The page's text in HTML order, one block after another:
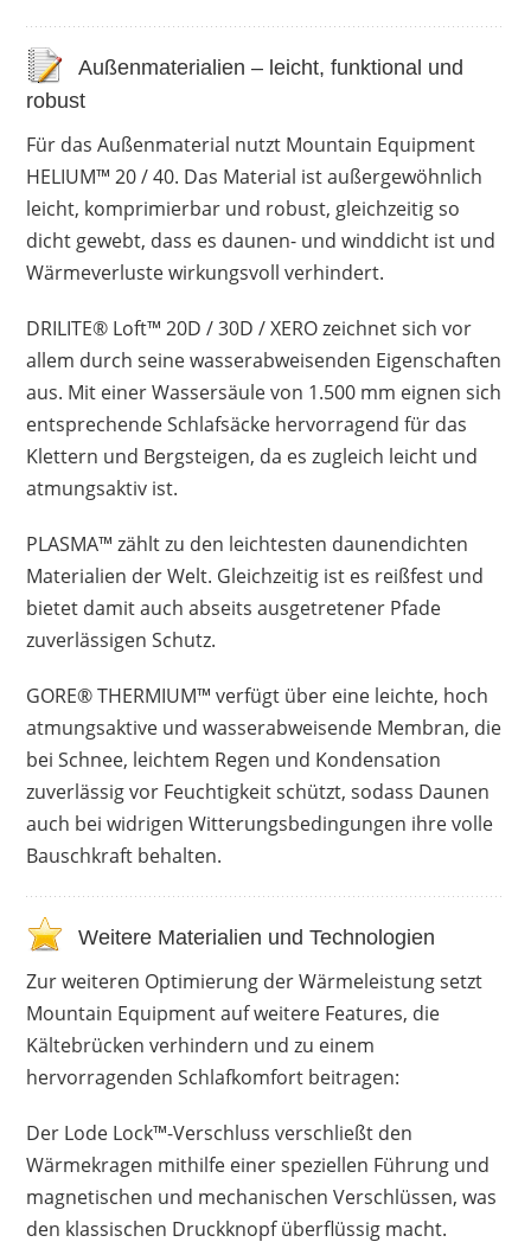
Außenmaterialien – leicht, funktional und
robust
Für das Außenmaterial nutzt Mountain Equipment
HELIUM™ 20 / 40. Das Material ist außergewöhnlich
leicht, komprimierbar und robust, gleichzeitig so
dicht gewebt, dass es daunen- und winddicht ist und
Wärmeverluste wirkungsvoll verhindert.
DRILITE® Loft™ 20D / 30D / XERO zeichnet sich vor
allem durch seine wasserabweisenden Eigenschaften
aus. Mit einer Wassersäule von 1.500 mm eignen sich
entsprechende Schlafsäcke hervorragend für das
Klettern und Bergsteigen, da es zugleich leicht und
atmungsaktiv ist.
PLASMA™ zählt zu den leichtesten daunendichten
Materialien der Welt. Gleichzeitig ist es reißfest und
bietet damit auch abseits ausgetretener Pfade
zuverlässigen Schutz.
GORE® THERMIUM™ verfügt über eine leichte, hoch
atmungsaktive und wasserabweisende Membran, die
bei Schnee, leichtem Regen und Kondensation
zuverlässig vor Feuchtigkeit schützt, sodass Daunen
auch bei widrigen Witterungsbedingungen ihre volle
Bauschkraft behalten.
Weitere Materialien und Technologien
Zur weiteren Optimierung der Wärmeleistung setzt
Mountain Equipment auf weitere Features, die
Kältebrücken verhindern und zu einem
hervorragenden Schlafkomfort beitragen:
Der Lode Lock™-Verschluss verschließt den
Wärmekragen mithilfe einer speziellen Führung und
magnetischen und mechanischen Verschlüssen, was
den klassischen Druckknopf überflüssig macht.